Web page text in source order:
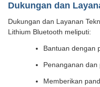
Dukungan dan
Dukungan dan Layanan
Lithium Bluetooth meliputi:
Bantuan dengan
Penanganan
Memberikan